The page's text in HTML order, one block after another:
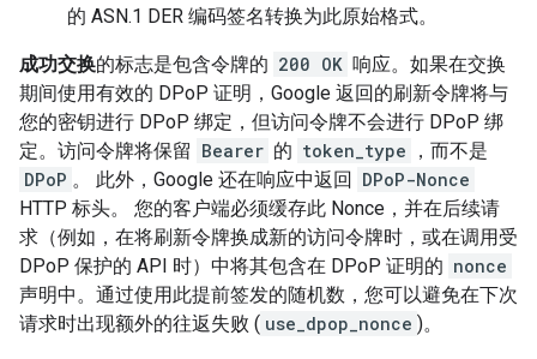
的 ASN.1 DER 编码签名转换为此原始格式。
成功交换的标志是包含令牌的 200 OK 响应。如果在交换
期间使用有效的 DPoP 证明，Google 返回的刷新令牌将与
您的密钥进行 DPoP 绑定，但访问令牌不会进行 DPoP 绑
定。访问令牌将保留 Bearer 的 token_type
，而不是
DPoP 。 此外，Google 还在响应中返回 DPoP-Nonce
HTTP 标头。 您的客户端必须缓存此 Nonce，并在后续请
求（例如，在将刷新令牌换成新的访问令牌时，或在调用受
DPoP 保护的 API 时）中将其包含在 DPoP 证明的 nonce
声明中。通过使用此提前签发的随机数，您可以避免在下次
请求时出现额外的往返失败 ( use_dpop_nonce )。